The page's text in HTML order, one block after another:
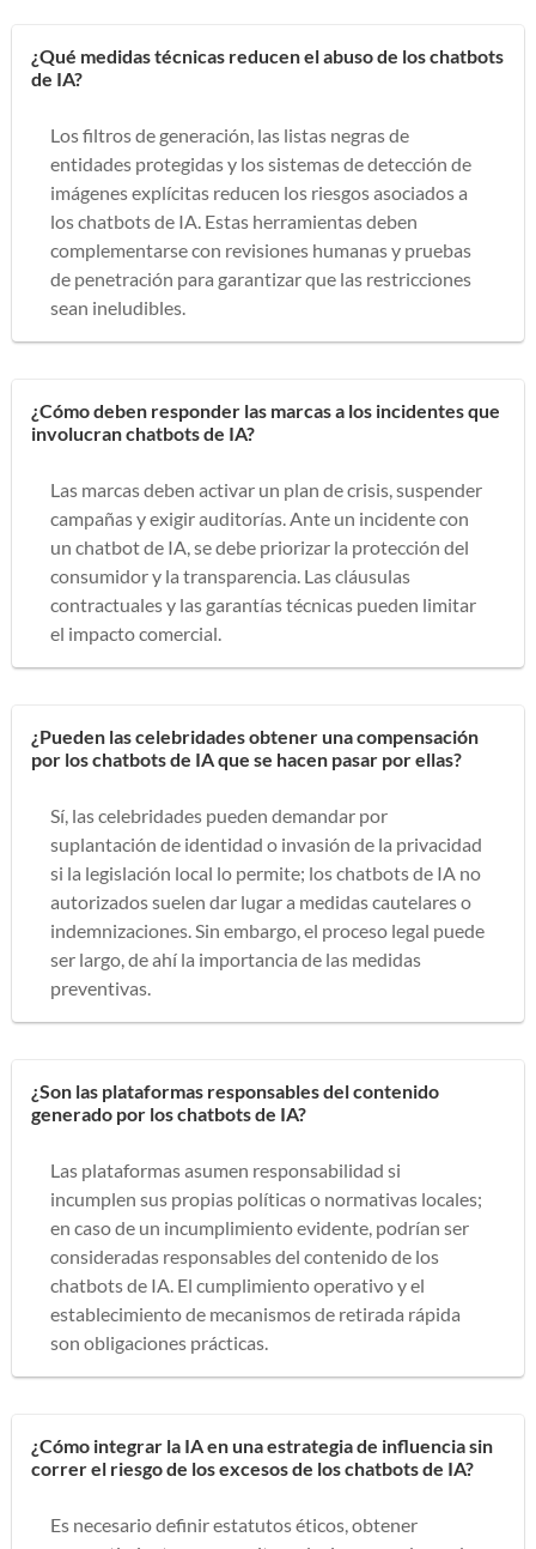
¿Qué medidas técnicas reducen el abuso de los chatbots
de IA?
Los filtros de generación, las listas negras de
entidades protegidas y los sistemas de detección de
imágenes explícitas reducen los riesgos asociados a
los chatbots de IA. Estas herramientas deben
complementarse con revisiones humanas y pruebas
de penetración para garantizar que las restricciones
sean ineludibles.
¿Cómo deben responder las marcas a los incidentes que
involucran chatbots de IA?
Las marcas deben activar un plan de crisis, suspender
campañas y exigir auditorías. Ante un incidente con
un chatbot de IA, se debe priorizar la protección del
consumidor y la transparencia. Las cláusulas
contractuales y las garantías técnicas pueden limitar
el impacto comercial.
¿Pueden las celebridades obtener una compensación
por los chatbots de IA que se hacen pasar por ellas?
Sí, las celebridades pueden demandar por
suplantación de identidad o invasión de la privacidad
si la legislación local lo permite; los chatbots de IA no
autorizados suelen dar lugar a medidas cautelares o
indemnizaciones. Sin embargo, el proceso legal puede
ser largo, de ahí la importancia de las medidas
preventivas.
¿Son las plataformas responsables del contenido
generado por los chatbots de IA?
Las plataformas asumen responsabilidad si
incumplen sus propias políticas o normativas locales;
en caso de un incumplimiento evidente, podrían ser
consideradas responsables del contenido de los
chatbots de IA. El cumplimiento operativo y el
establecimiento de mecanismos de retirada rápida
son obligaciones prácticas.
¿Cómo integrar la IA en una estrategia de influencia sin
correr el riesgo de los excesos de los chatbots de IA?
Es necesario definir estatutos éticos, obtener